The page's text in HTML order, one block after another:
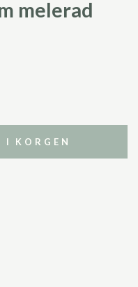
melerad
I KORGEN